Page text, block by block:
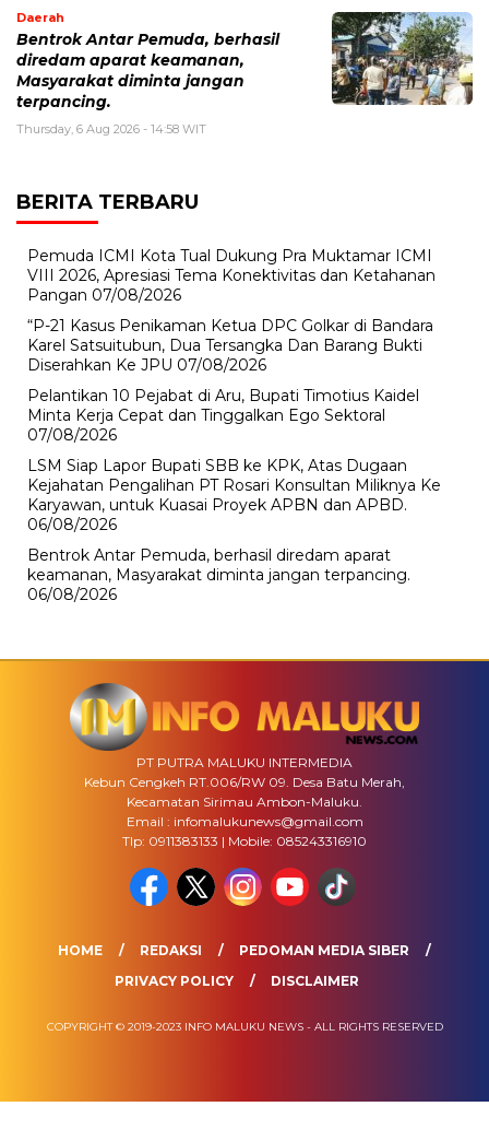
Daerah
Bentrok Antar Pemuda, berhasil
diredam aparat keamanan,
Masyarakat diminta jangan
terpancing.
Thursday, 6 Aug 2026 - 14:58 WIT
BERITA TERBARU
Pemuda ICMI Kota Tual Dukung Pra Muktamar ICMI
VIII 2026, Apresiasi Tema Konektivitas dan Ketahanan
Pangan 07/08/2026
“P-21 Kasus Penikaman Ketua DPC Golkar di Bandara
Karel Satsuitubun, Dua Tersangka Dan Barang Bukti
Diserahkan Ke JPU 07/08/2026
Pelantikan 10 Pejabat di Aru, Bupati Timotius Kaidel
Minta Kerja Cepat dan Tinggalkan Ego Sektoral
07/08/2026
LSM Siap Lapor Bupati SBB ke KPK, Atas Dugaan
Kejahatan Pengalihan PT Rosari Konsultan Miliknya Ke
Karyawan, untuk Kuasai Proyek APBN dan APBD.
06/08/2026
Bentrok Antar Pemuda, berhasil diredam aparat
keamanan, Masyarakat diminta jangan terpancing.
06/08/2026
PT PUTRA MALUKU INTERMEDIA
Kebun Cengkeh RT.006/RW 09. Desa Batu Merah,
Kecamatan Sirimau Ambon-Maluku.
Email : infomalukunews@gmail.com
Tlp: 0911383133 | Mobile: 085243316910
HOME REDAKSI
PEDOMAN MEDIA SIBER
PRIVACY POLICY
DISCLAIMER
COPYRIGHT © 2019-2023 INFO MALUKU NEWS - ALL RIGHTS RESERVED